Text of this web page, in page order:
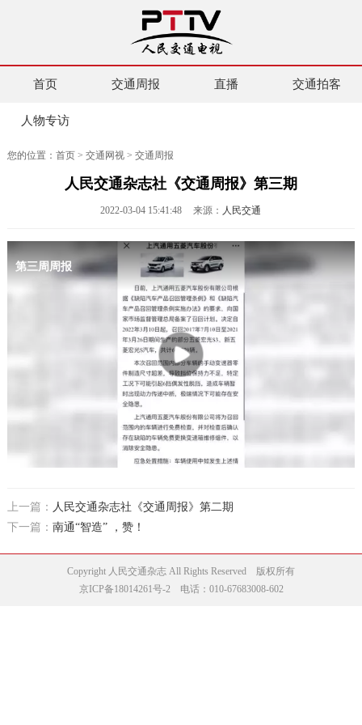
首页 交通周报 直播 交通拍客
人物专访
您的位置： 首页> 交通网视> 交通周报
人民交通杂志社《交通周报》第三期
2022-03-04 15:41:48 来源： 人民交通
上一篇： 人民交通杂志社《交通周报》第二期
下一篇： 南通“智造” ，赞！
Copyright 人民交通杂志 All Rights Reserved 版权所有
京ICP备18014261号-2电话：010-67683008-602